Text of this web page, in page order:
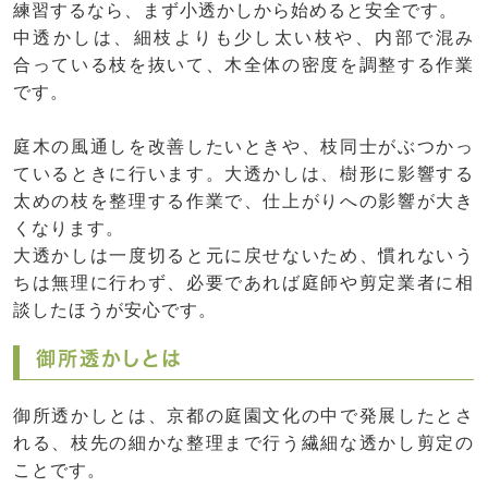
練習するなら、まず小透かしから始めると安全です。
中透かしは、細枝よりも少し太い枝や、内部で混み
合っている枝を抜いて、木全体の密度を調整する作業
です。
庭木の風通しを改善したいときや、枝同士がぶつかっ
ているときに行います。大透かしは、樹形に影響する
太めの枝を整理する作業で、仕上がりへの影響が大き
くなります。
大透かしは一度切ると元に戻せないため、慣れないう
ちは無理に行わず、必要であれば庭師や剪定業者に相
談したほうが安心です。
御所透かしとは
御所透かしとは、京都の庭園文化の中で発展したとさ
れる、枝先の細かな整理まで行う繊細な透かし剪定の
ことです。